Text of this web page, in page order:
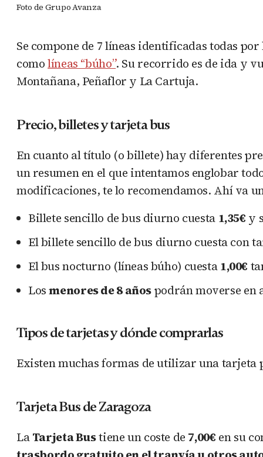
Foto de Grupo Avanza
Se compone de 7 líneas identificadas todas
comolíneas “búho”. Su recorrido es de ida y
Montañana, Peñaflor y La Cartuja.
Precio, billetes y tarjeta bus
En cuanto al título (o billete) hay diferentes
un resumen en el que intentamos englobar
modificaciones, te lo recomendamos. Ahí va
Billete sencillo de bus diurno cuesta 1,35€ y
El billete sencillo de bus diurno cuesta con
El bus nocturno (líneas búho) cuesta1,00€
Losmenores de 8 añospodrán moverse en
Tipos de tarjetas y dónde comprarlas
Existen muchas formas de utilizar una tarjeta
Tarjeta Bus de Zaragoza
LaTarjeta Bustiene un coste de 7,00€ en su